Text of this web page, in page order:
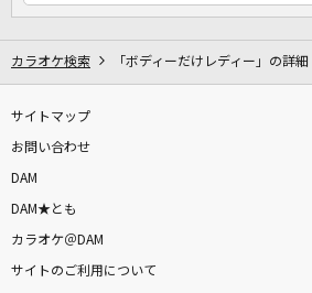
カラオケ検索 「ボディーだけレディー」の詳細
サイトマップ
お問い合わせ
DAM
DAM★とも
カラオケ＠DAM
サイトのご利用について